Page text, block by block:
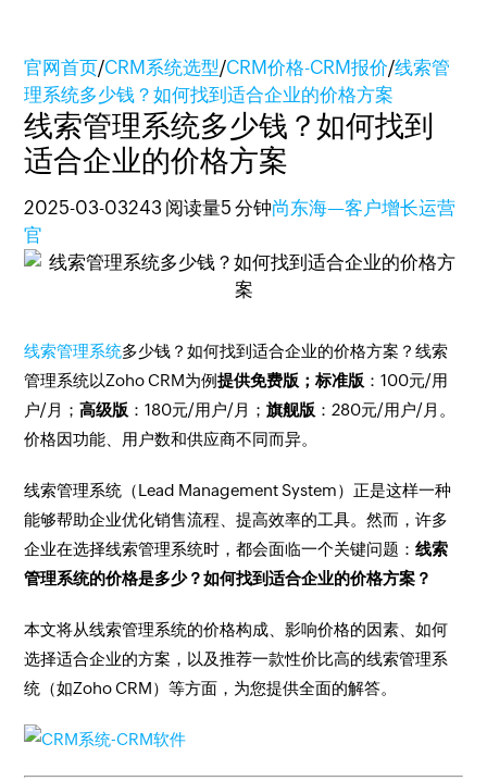
官网首页/CRM系统选型/CRM价格-CRM报价/线索管
理系统多少钱？如何找到适合企业的价格方案
线索管理系统多少钱？如何找到
适合企业的价格方案
2025-03-03243 阅读量5 分钟尚东海—客户增长运营
官
线索管理系统多少钱？如何找到适合企业的价格方案？线索
管理系统以Zoho CRM为例提供免费版；标准版 ：100元/用
户/月；高级版 ：180元/用户/月；旗舰版 ：280元/用户/月。
价格因功能、用户数和供应商不同而异。
线索管理系统（Lead Management System）正是这样一种
能够帮助企业优化销售流程、提高效率的工具。然而，许多
企业在选择线索管理系统时，都会面临一个关键问题：线索
管理系统的价格是多少？如何找到适合企业的价格方案？
本文将从线索管理系统的价格构成、影响价格的因素、如何
选择适合企业的方案，以及推荐一款性价比高的线索管理系
统（如Zoho CRM）等方面，为您提供全面的解答。